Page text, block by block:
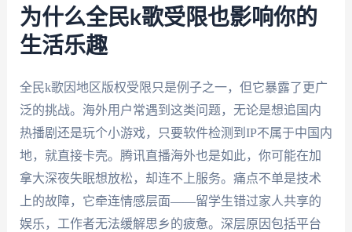
为什么全民k歌受限也影响你的
生活乐趣
全民k歌因地区版权受限只是例子之一，但它暴露了更广
泛的挑战。海外用户常遇到这类问题，无论是想追国内
热播剧还是玩个小游戏，只要软件检测到IP不属于中国内
地，就直接卡壳。腾讯直播海外也是如此，你可能在加
拿大深夜失眠想放松，却连不上服务。痛点不单是技术
上的故障，它牵连情感层面——留学生错过家人共享的
娱乐，工作者无法缓解思乡的疲惫。深层原因包括平台